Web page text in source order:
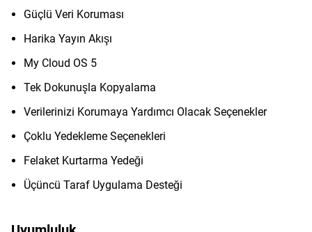
Güçlü Veri Koruması
Harika Yayın Akışı
My Cloud OS 5
Tek Dokunuşla Kopyalama
Verilerinizi Korumaya Yardımcı Olacak Seçenekler
Çoklu Yedekleme Seçenekleri
Felaket Kurtarma Yedeği
Üçüncü Taraf Uygulama Desteği